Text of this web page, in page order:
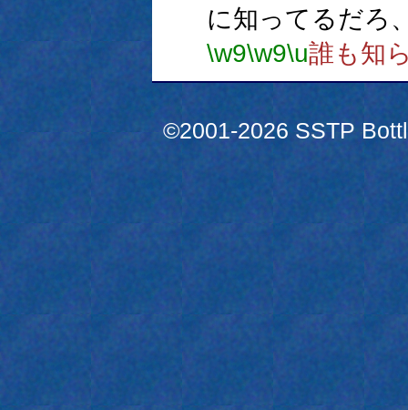
に知ってるだろ
\w9\w9\u誰も知
©2001-2026 SSTP